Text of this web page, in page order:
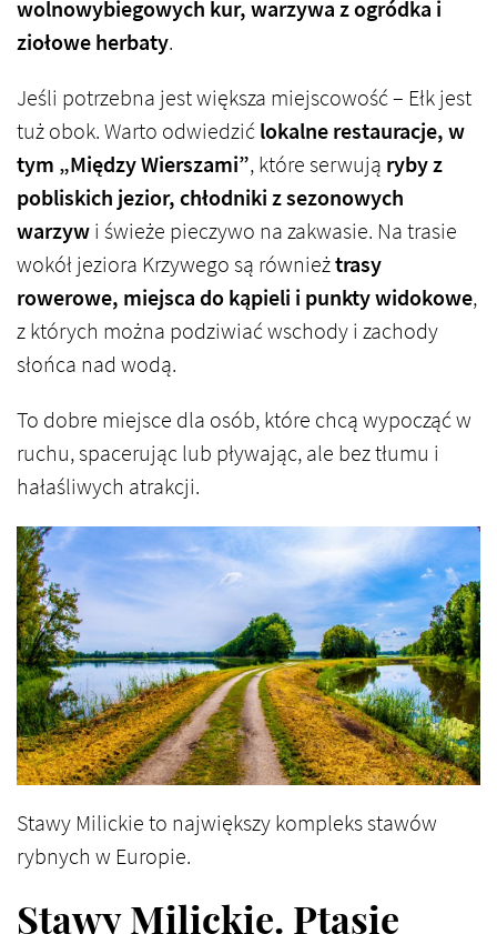
wolnowybiegowych kur, warzywa z ogródka i
ziołowe herbaty.
Jeśli potrzebna jest większa miejscowość – Ełk jest
tuż obok. Warto odwiedzićlokalne restauracje, w
tym „Między Wierszami”, które serwują ryby z
pobliskich jezior, chłodniki z sezonowych
warzywi świeże pieczywo na zakwasie. Na trasie
wokół jeziora Krzywego są równieżtrasy
rowerowe, miejsca do kąpieli i punkty widokowe,
z których można podziwiać wschody i zachody
słońca nad wodą.
To dobre miejsce dla osób, które chcą wypocząć w
ruchu, spacerując lub pływając, ale bez tłumu i
hałaśliwych atrakcji.
Stawy Milickie to największy kompleks stawów
rybnych w Europie.
Stawy Milickie. Ptasie